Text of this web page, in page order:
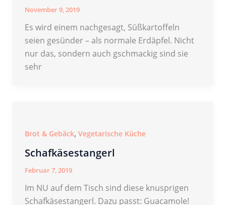
November 9, 2019
Es wird einem nachgesagt, Süßkartoffeln
seien gesünder – als normale Erdäpfel. Nicht
nur das, sondern auch gschmackig sind sie
sehr
Brot & Gebäck, Vegetarische Küche
Schafkäsestangerl
Februar 7, 2019
Im NU auf dem Tisch sind diese knusprigen
Schafkäsestangerl. Dazu passt: Guacamole!